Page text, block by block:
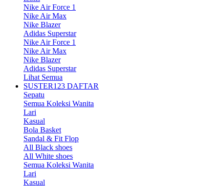
Nike Air Force 1
Nike Air Max
Nike Blazer
Adidas Superstar
Nike Air Force 1
Nike Air Max
Nike Blazer
Adidas Superstar
Lihat Semua
SUSTER123 DAFTAR
Sepatu
Semua Koleksi Wanita
Lari
Kasual
Bola Basket
Sandal & Fit Flop
All Black shoes
All White shoes
Semua Koleksi Wanita
Lari
Kasual